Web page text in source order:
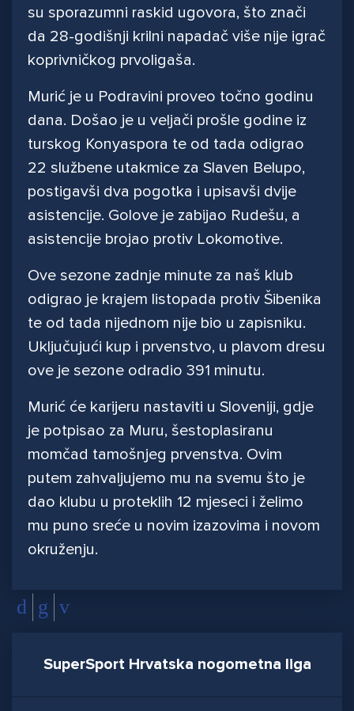
su sporazumni raskid ugovora, što znači
da 28-godišnji krilni napadač više nije igrač
koprivničkog prvoligaša.
Murić je u Podravini proveo točno godinu
dana. Došao je u veljači prošle godine iz
turskog Konyaspora te od tada odigrao
22 službene utakmice za Slaven Belupo,
postigavši dva pogotka i upisavši dvije
asistencije. Golove je zabijao Rudešu, a
asistencije brojao protiv Lokomotive.
Ove sezone zadnje minute za naš klub
odigrao je krajem listopada protiv Šibenika
te od tada nijednom nije bio u zapisniku.
Uključujući kup i prvenstvo, u plavom dresu
ove je sezone odradio 391 minutu.
Murić će karijeru nastaviti u Sloveniji, gdje
je potpisao za Muru, šestoplasiranu
momčad tamošnjeg prvenstva. Ovim
putem zahvaljujemo mu na svemu što je
dao klubu u proteklih 12 mjeseci i želimo
mu puno sreće u novim izazovima i novom
okruženju.
SuperSport Hrvatska nogometna liga